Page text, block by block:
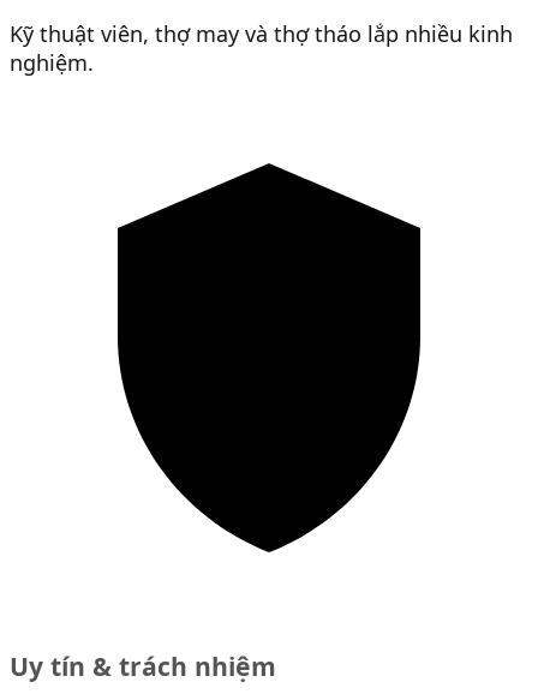
Kỹ thuật viên, thợ may và thợ tháo lắp nhiều kinh
nghiệm.
Uy tín & trách nhiệm